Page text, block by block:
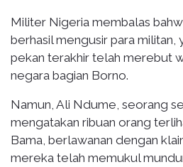
Militer Nigeria membalas
berhasil mengusir para
pekan terakhir telah merebut
negara bagian Borno.
Namun, Ali Ndume, seorang
mengatakan ribuan orang
Bama, berlawanan dengan
mereka telah memukul